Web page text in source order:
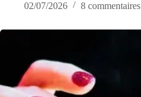
02/07/2026
8 commentaires